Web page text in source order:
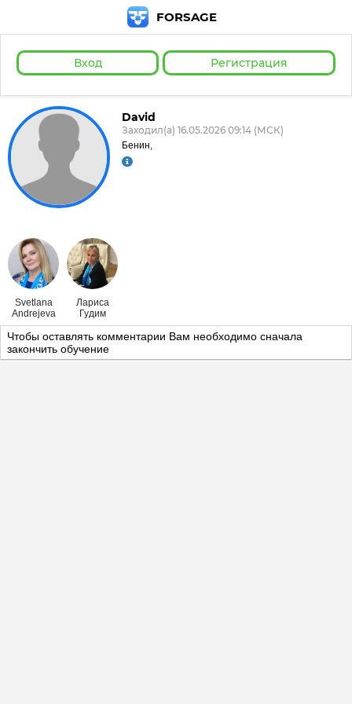
FORSAGE
Вход Регистрация
David
Заходил(а) 16.05.2026 09:14 (МСК)
Бенин,
Svetlana
Andrejeva
Лариса
Гудим
Чтобы оставлять комментарии Вам необходимо сначала
закончить обучение